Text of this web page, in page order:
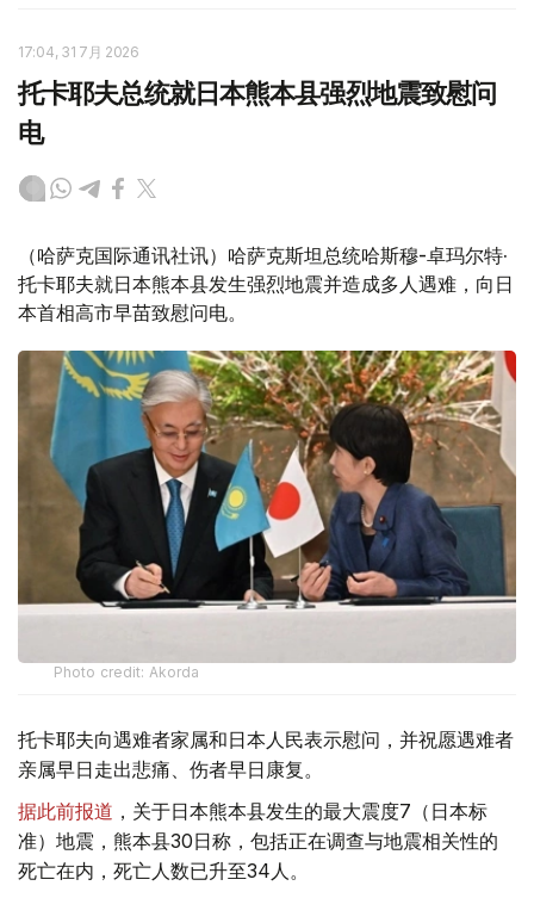
17:04, 31 7月 2026
托卡耶夫总统就日本熊本县强烈地震致慰问
电
（哈萨克国际通讯社讯）哈萨克斯坦总统哈斯穆-卓玛尔特·
托卡耶夫就日本熊本县发生强烈地震并造成多人遇难，向日
本首相高市早苗致慰问电。
Photo credit: Akorda
托卡耶夫向遇难者家属和日本人民表示慰问，并祝愿遇难者
亲属早日走出悲痛、伤者早日康复。
据此前报道 ，关于日本熊本县发生的最大震度7（日本标
准）地震，熊本县30日称，包括正在调查与地震相关性的
死亡在内，死亡人数已升至34人。